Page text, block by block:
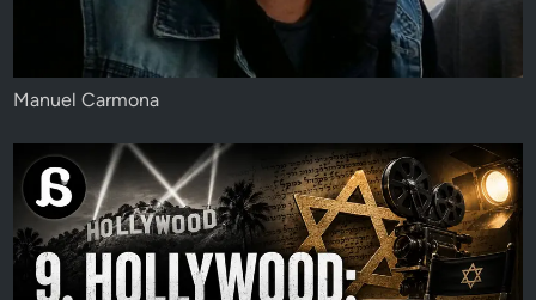
Manuel Carmona